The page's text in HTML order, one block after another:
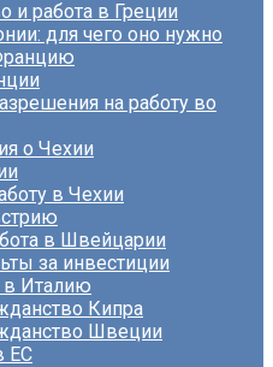
и работа в Греции
для чего оно нужно
на работу во
о Чехии
в Чехии
в Швейцарии
за инвестиции
Италию
Кипра
Швеции
ЕС